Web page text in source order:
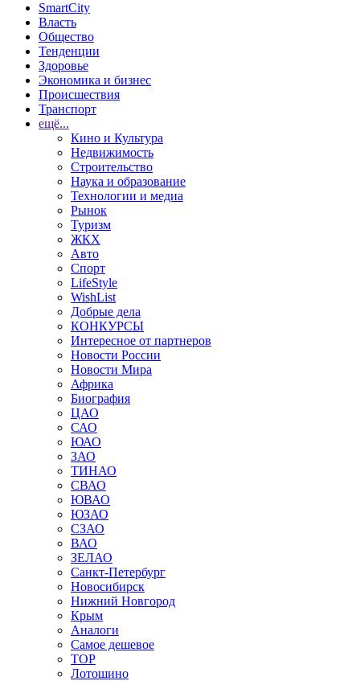
SmartCity
Власть
Общество
Тенденции
Здоровье
Экономика и бизнес
Происшествия
Транспорт
ещё...
Кино и Культура
Недвижимость
Строительство
Наука и образование
Технологии и медиа
Рынок
Туризм
ЖКХ
Авто
Спорт
LifeStyle
WishList
Добрые дела
КОНКУРСЫ
Интересное от партнеров
Новости России
Новости Мира
Африка
Биография
ЦАО
САО
ЮАО
ЗАО
ТИНАО
СВАО
ЮВАО
ЮЗАО
СЗАО
ВАО
ЗЕЛАО
Санкт-Петербург
Новосибирск
Нижний Новгород
Крым
Аналоги
Самое дешевое
TOP
Лотошино